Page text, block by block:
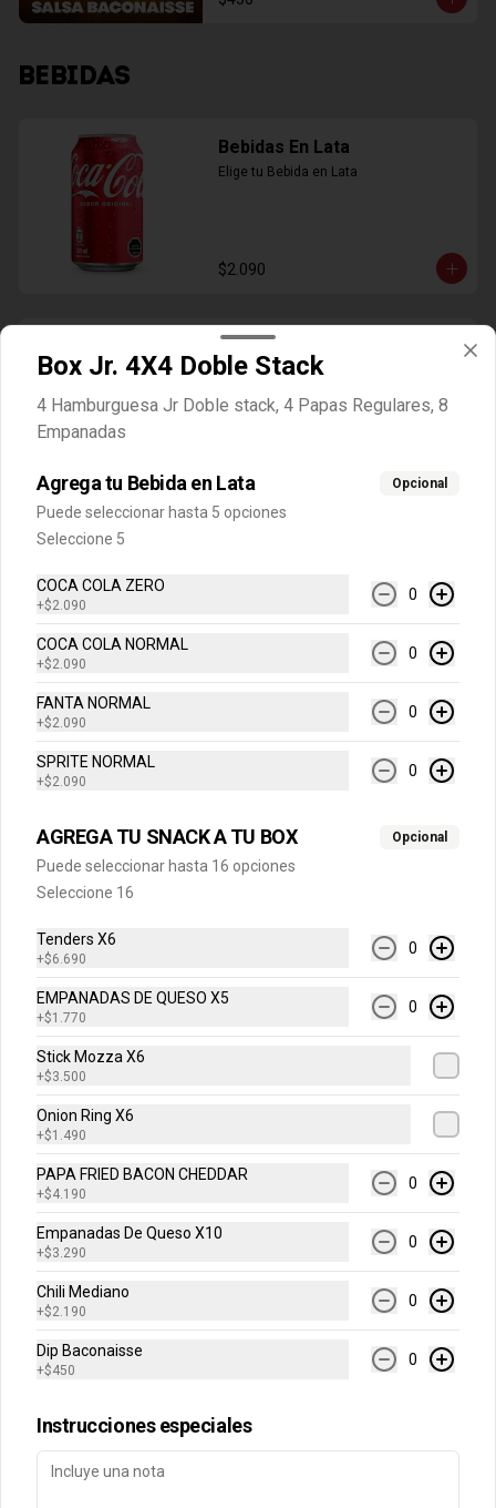
BEBIDAS
Bebidas En Lata
Elige tu Bebida en Lata
$2.090
Agua Mineral Con Gas
Agua Benedicto con Gas
Conócenos
Internacional
Cuentanos como te fue
DEGASA
Trabaja con nosotros
Escríbenos por WhatsApp: +56950183243
Locales
Términos y condiciones
Política de privacidad
Redes sociales
Instagram
Mi cuenta
Box Jr. 4X4 Doble Stack
4 Hamburguesa Jr Doble stack, 4 Papas Regulares, 8
Empanadas
Agrega tu Bebida en Lata Opcional
Puede seleccionar hasta 5 opciones
Seleccione 5
COCA COLA ZERO
+$2.090
0
COCA COLA NORMAL
+$2.090
0
FANTA NORMAL
+$2.090
0
SPRITE NORMAL
+$2.090
0
AGREGA TU SNACK A TU BOX Opcional
Puede seleccionar hasta 16 opciones
Seleccione 16
Tenders X6
+$6.690
0
EMPANADAS DE QUESO X5
+$1.770
0
Stick Mozza X6
+$3.500
Onion Ring X6
+$1.490
PAPA FRIED BACON CHEDDAR
+$4.190
0
Empanadas De Queso X10
+$3.290
0
Chili Mediano
+$2.190
0
Dip Baconaisse
+$450
0
Instrucciones especiales